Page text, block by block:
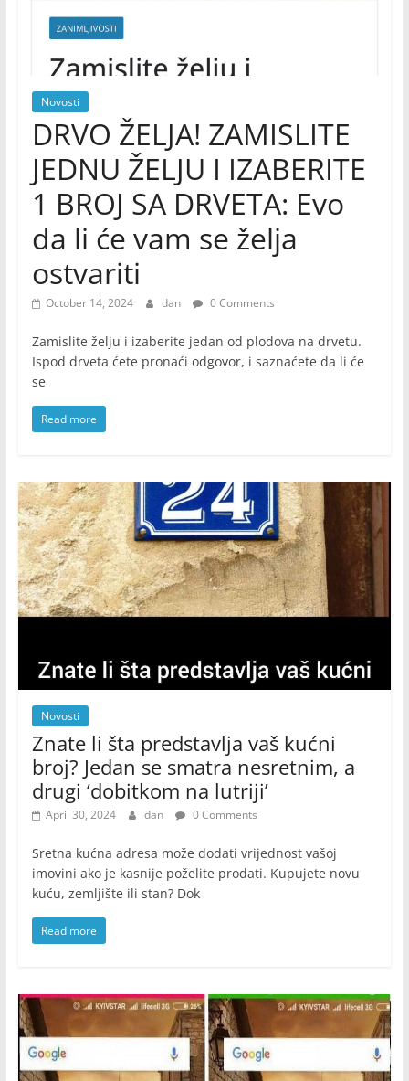
Novosti
DRVO ŽELJA! ZAMISLITE
JEDNU ŽELJU I IZABERITE
1 BROJ SA DRVETA: Evo
da li će vam se želja
ostvariti
October 14, 2024 dan 0 Comments
Zamislite želju i izaberite jedan od plodova na drvetu.
Ispod drveta ćete pronaći odgovor, i saznaćete da li će
se
Read more
Novosti
Znate li šta predstavlja vaš kućni
broj? Jedan se smatra nesretnim, a
drugi ‘dobitkom na lutriji’
April 30, 2024 dan 0 Comments
Sretna kućna adresa može dodati vrijednost vašoj
imovini ako je kasnije poželite prodati. Kupujete novu
kuću, zemljište ili stan? Dok
Read more